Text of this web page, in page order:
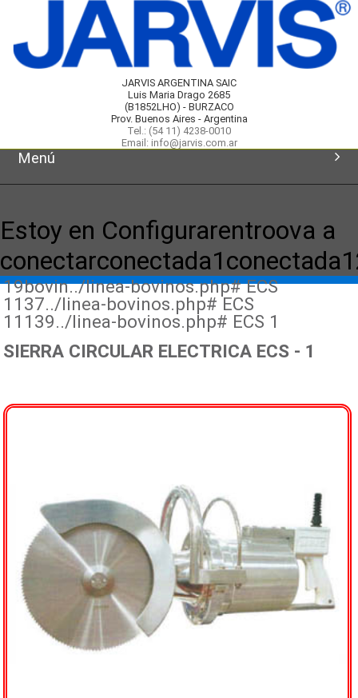
JARVIS ARGENTINA SAIC
Luis Maria Drago 2685
(B1852LHO) - BURZACO
Prov. Buenos Aires - Argentina
Tel.: (54 11) 4238-0010
Email: info@jarvis.com.ar
Menú
Productos
Novedades
Fotos
Contacto
Estoy en Configurarentroova a
19bovin../linea-bovinos.php# ECS
1137../linea-bovinos.php# ECS
11139../linea-bovinos.php# ECS 1
SIERRA CIRCULAR ELECTRICA ECS - 1